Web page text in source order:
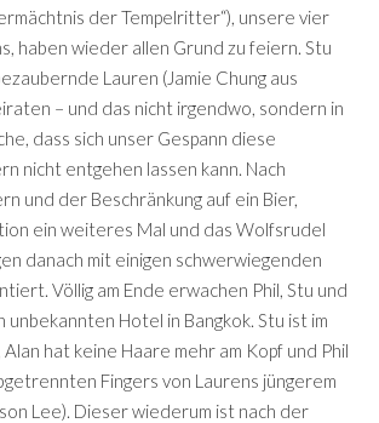
der Tempelritter“), unsere vier
haben wieder allen Grund zu feiern. Stu
Lauren (Jamie Chung aus
– und das nicht irgendwo, sondern in
dass sich unser Gespann diese
nicht entgehen lassen kann. Nach
und der Beschränkung auf ein Bier,
ein weiteres Mal und das Wolfsrudel
danach mit einigen schwerwiegenden
Völlig am Ende erwachen Phil, Stu und
unbekannten Hotel in Bangkok. Stu ist im
hat keine Haare mehr am Kopf und Phil
Fingers von Laurens jüngerem
Lee). Dieser wiederum ist nach der